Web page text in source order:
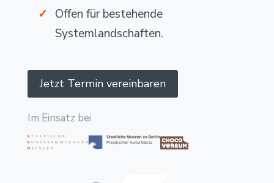
Offen für bestehende
Systemlandschaften.
Jetzt Termin vereinbaren
Im Einsatz bei